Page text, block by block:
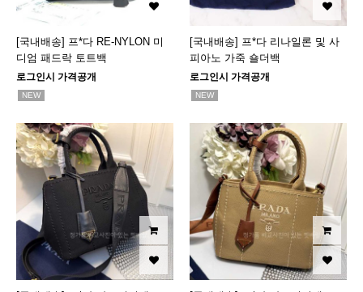
[국내배송] 프*다 RE-NYLON 미
디엄 패드락 토트백
로그인시 가격공개
NEW
[국내배송] 프*다 리나일론 및 사
피아노 가죽 숄더백
로그인시 가격공개
NEW